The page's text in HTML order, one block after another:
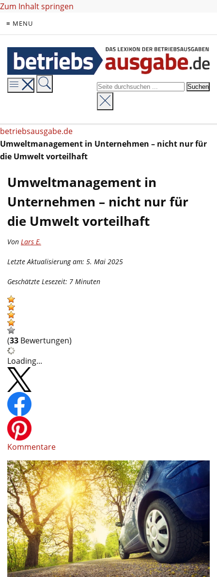
Zum Inhalt springen
≡ MENU
betriebsausgabe.de
Umweltmanagement in Unternehmen – nicht nur für
die Umwelt vorteilhaft
Umweltmanagement in
Unternehmen – nicht nur für
die Umwelt vorteilhaft
Von Lars E.
Letzte Aktualisierung am: 5. Mai 2025
Geschätzte Lesezeit: 7 Minuten
(33 Bewertungen)
Loading...
Kommentare